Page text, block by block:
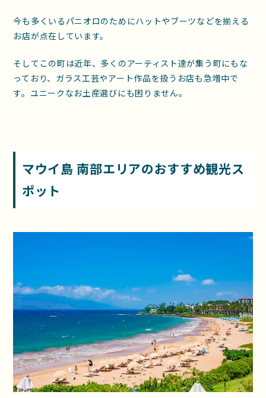
今も多くいるパニオロのためにハットやブーツなどを揃える
お店が点在しています。
そしてこの町は近年、多くのアーティスト達が集う町にもな
っており、ガラス工芸やアート作品を扱うお店も急増中で
す。ユニークなお土産選びにも困りません。
マウイ島 南部エリアのおすすめ観光ス
ポット